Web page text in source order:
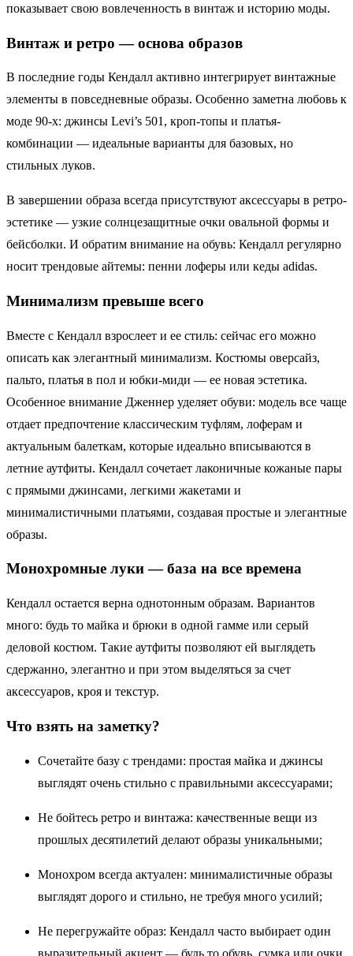
показывает свою вовлеченность в винтаж и историю моды.
Винтаж и ретро — основа образов
В последние годы Кендалл активно интегрирует винтажные
элементы в повседневные образы. Особенно заметна любовь к
моде 90-х: джинсы Levi’s 501, кроп-топы и платья-
комбинации — идеальные варианты для базовых, но
стильных луков.
В завершении образа всегда присутствуют аксессуары в ретро-
эстетике — узкие солнцезащитные очки овальной формы и
бейсболки. И обратим внимание на обувь: Кендалл регулярно
носит трендовые айтемы: пенни лоферы или кеды adidas.
Минимализм превыше всего
Вместе с Кендалл взрослеет и ее стиль: сейчас его можно
описать как элегантный минимализм. Костюмы оверсайз,
пальто, платья в пол и юбки-миди — ее новая эстетика.
Особенное внимание Дженнер уделяет обуви: модель все чаще
отдает предпочтение классическим туфлям, лоферам и
актуальным балеткам, которые идеально вписываются в
летние аутфиты. Кендалл сочетает лаконичные кожаные пары
с прямыми джинсами, легкими жакетами и
минималистичными платьями, создавая простые и элегантные
образы.
Монохромные луки — база на все времена
Кендалл остается верна однотонным образам. Вариантов
много: будь то майка и брюки в одной гамме или серый
деловой костюм. Такие аутфиты позволяют ей выглядеть
сдержанно, элегантно и при этом выделяться за счет
аксессуаров, кроя и текстур.
Что взять на заметку?
Сочетайте базу с трендами: простая майка и джинсы
выглядят очень стильно с правильными аксессуарами;
Не бойтесь ретро и винтажа: качественные вещи из
прошлых десятилетий делают образы уникальными;
Монохром всегда актуален: минималистичные образы
выглядят дорого и стильно, не требуя много усилий;
Не перегружайте образ: Кендалл часто выбирает один
выразительный акцент — будь то обувь, сумка или очки,